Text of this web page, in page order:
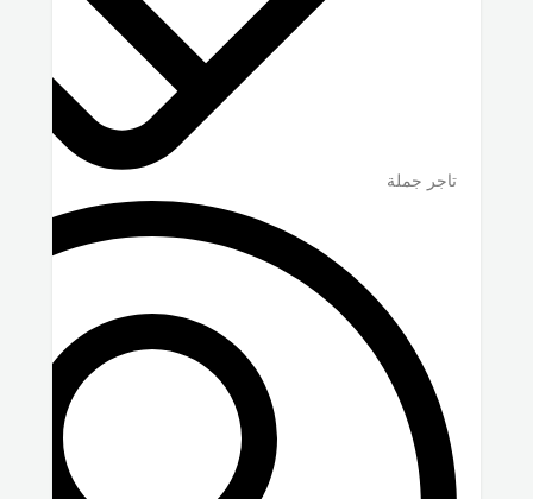
تاجر جملة